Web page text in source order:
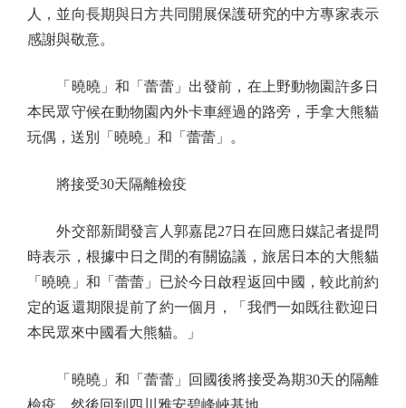
人，並向長期與日方共同開展保護研究的中方專家表示
感謝與敬意。
「曉曉」和「蕾蕾」出發前，在上野動物園許多日
本民眾守候在動物園內外卡車經過的路旁，手拿大熊貓
玩偶，送別「曉曉」和「蕾蕾」。
將接受30天隔離檢疫
外交部新聞發言人郭嘉昆27日在回應日媒記者提問
時表示，根據中日之間的有關協議，旅居日本的大熊貓
「曉曉」和「蕾蕾」已於今日啟程返回中國，較此前約
定的返還期限提前了約一個月，「我們一如既往歡迎日
本民眾來中國看大熊貓。」
「曉曉」和「蕾蕾」回國後將接受為期30天的隔離
檢疫，然後回到四川雅安碧峰峽基地。